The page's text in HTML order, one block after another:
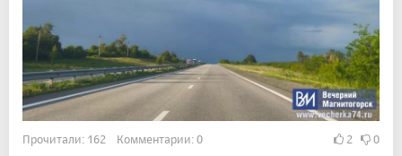
Прочитали: 162 Комментарии: 0 2 0